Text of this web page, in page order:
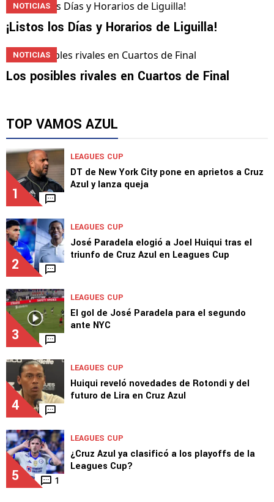
NOTICIAS
¡Listos los Días y Horarios de Liguilla!
NOTICIAS
Los posibles rivales en Cuartos de Final
TOP VAMOS AZUL
1
LEAGUES CUP
DT de New York City pone en aprietos a Cruz
Azul y lanza queja
2
LEAGUES CUP
José Paradela elogió a Joel Huiqui tras el
triunfo de Cruz Azul en Leagues Cup
3
LEAGUES CUP
El gol de José Paradela para el segundo
ante NYC
4
LEAGUES CUP
Huiqui reveló novedades de Rotondi y del
futuro de Lira en Cruz Azul
5 1
LEAGUES CUP
¿Cruz Azul ya clasificó a los playoffs de la
Leagues Cup?